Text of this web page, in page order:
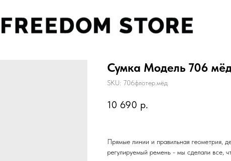
Сумка Модель 706
SKU: 706флотер.мёд
10 690 р.
Прямые линии и правильная геометрия,
регулируемый ремень - мы сделали все,